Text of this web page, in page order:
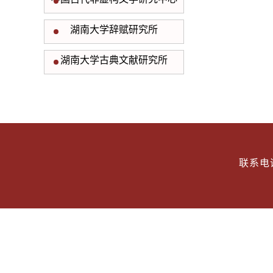
湖南大学辞赋研究所
湖南大学古典文献研究所
联系电